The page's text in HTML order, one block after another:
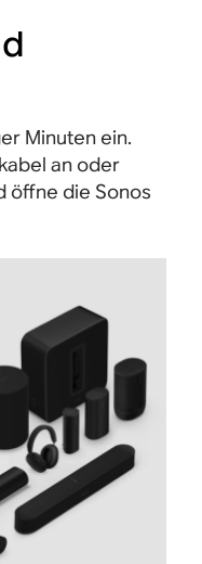
Minuten ein.
an oder
öffne die Sonos